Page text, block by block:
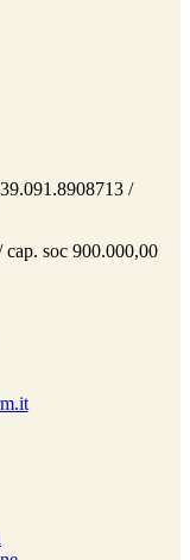
/
soc 900.000,00